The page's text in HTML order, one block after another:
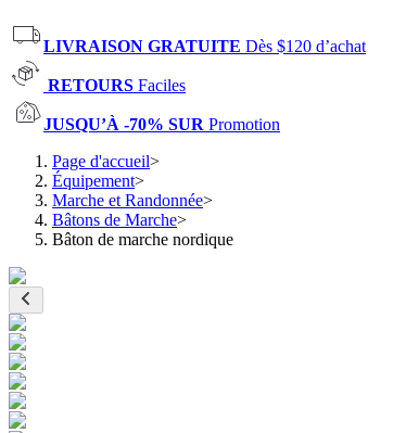
LIVRAISON GRATUITE Dès $120 d’achat
RETOURS Faciles
JUSQU’À -70% SUR Promotion
Page d'accueil>
Équipement>
Marche et Randonnée>
Bâtons de Marche>
Bâton de marche nordique